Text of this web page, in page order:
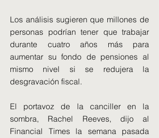
Los análisis sugieren que millones de
personas podrían tener que trabajar
durante cuatro años más para
aumentar su fondo de pensiones al
mismo nivel si se redujera la
desgravación fiscal.
El portavoz de la canciller en la
sombra, Rachel Reeves, dijo al
Financial Times la semana pasada